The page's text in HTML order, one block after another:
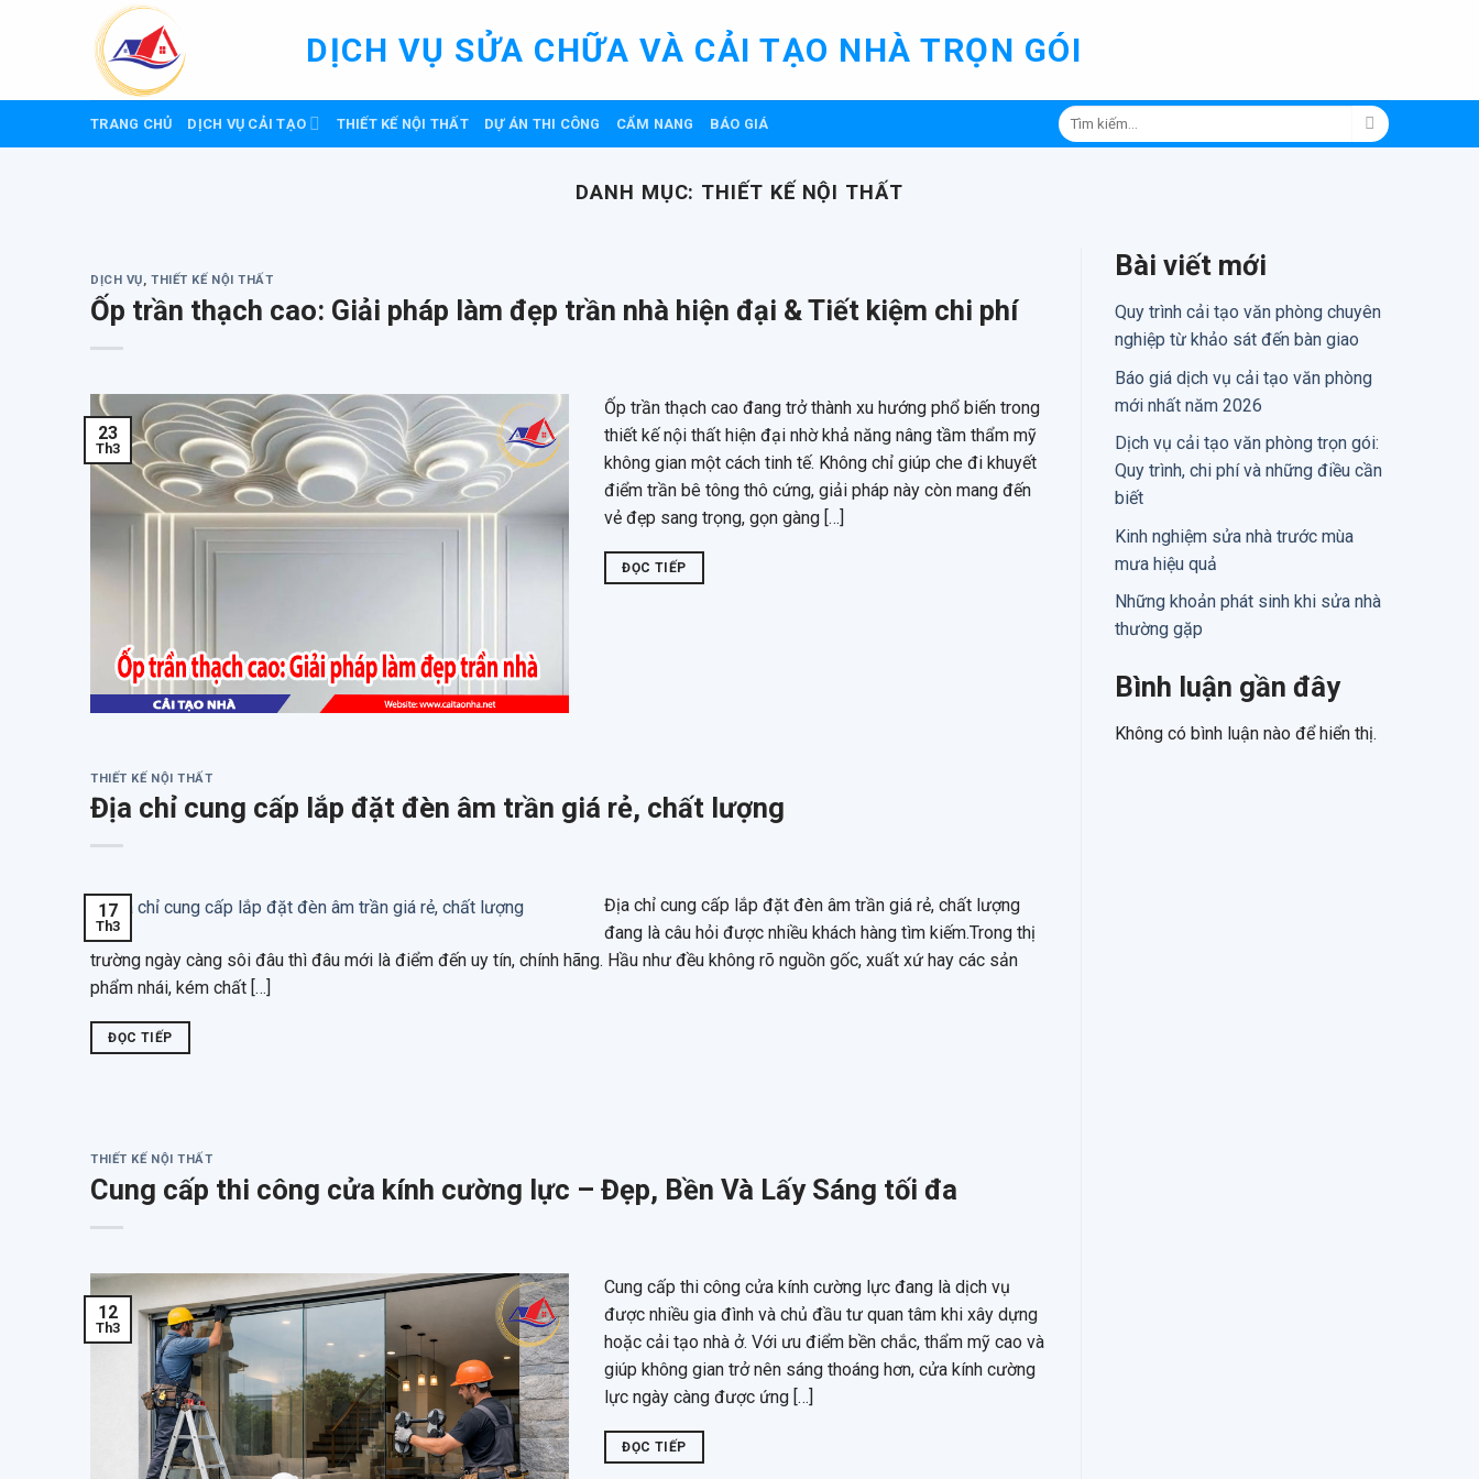
DỊCH VỤ SỬA CHỮA VÀ CẢI TẠO NHÀ TRỌN GÓI
TRANG CHỦ DỊCH VỤ CẢI TẠO THIẾT KẾ NỘI THẤT DỰ ÁN THI CÔNG CẨM NANG BÁO GIÁ
Tìm
kiếm:
DANH MỤC: THIẾT KẾ NỘI THẤT
DỊCH VỤ,THIẾT KẾ NỘI THẤT
Ốp trần thạch cao: Giải pháp làm đẹp trần nhà hiện đại & Tiết kiệm chi phí
23
Th3
Ốp trần thạch cao đang trở thành xu hướng phổ biến trong
thiết kế nội thất hiện đại nhờ khả năng nâng tầm thẩm mỹ
không gian một cách tinh tế. Không chỉ giúp che đi khuyết
điểm trần bê tông thô cứng, giải pháp này còn mang đến
vẻ đẹp sang trọng, gọn gàng […]
ĐỌC TIẾP
THIẾT KẾ NỘI THẤT
Địa chỉ cung cấp lắp đặt đèn âm trần giá rẻ, chất lượng
17
Th3
Địa chỉ cung cấp lắp đặt đèn âm trần giá rẻ, chất lượng
đang là câu hỏi được nhiều khách hàng tìm kiếm.Trong thị
trường ngày càng sôi đâu thì đâu mới là điểm đến uy tín, chính hãng. Hầu như đều không rõ nguồn gốc, xuất xứ hay các sản
phẩm nhái, kém chất […]
ĐỌC TIẾP
THIẾT KẾ NỘI THẤT
Cung cấp thi công cửa kính cường lực – Đẹp, Bền Và Lấy Sáng tối đa
12
Th3
Cung cấp thi công cửa kính cường lực đang là dịch vụ
được nhiều gia đình và chủ đầu tư quan tâm khi xây dựng
hoặc cải tạo nhà ở. Với ưu điểm bền chắc, thẩm mỹ cao và
giúp không gian trở nên sáng thoáng hơn, cửa kính cường
lực ngày càng được ứng […]
ĐỌC TIẾP
Bài viết mới
Quy trình cải tạo văn phòng chuyên
nghiệp từ khảo sát đến bàn giao
Báo giá dịch vụ cải tạo văn phòng
mới nhất năm 2026
Dịch vụ cải tạo văn phòng trọn gói:
Quy trình, chi phí và những điều cần
biết
Kinh nghiệm sửa nhà trước mùa
mưa hiệu quả
Những khoản phát sinh khi sửa nhà
thường gặp
Bình luận gần đây
Không có bình luận nào để hiển thị.